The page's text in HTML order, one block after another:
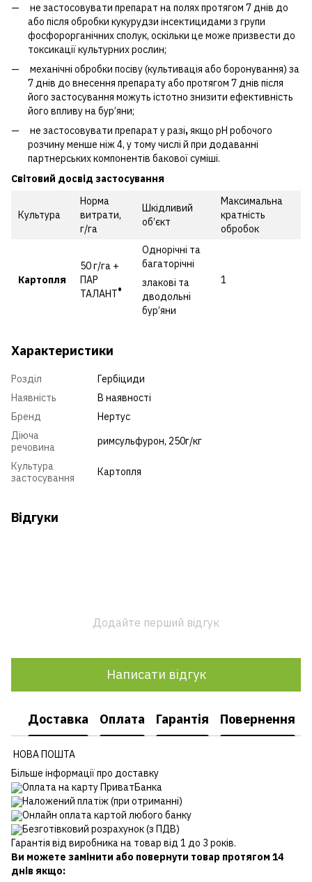
не застосовувати препарат на полях протягом 7 днів до
або після обробки кукурудзи інсектицидами з групи
фосфорорганічних сполук, оскільки це може призвести до
токсикації культурних рослин;
механічні обробки посіву (культивація або боронування) за
7 днів до внесення препарату або протягом 7 днів після
його застосування можуть істотно знизити ефективність
його впливу на бур’яни;
не застосовувати препарат у разі,якщо рН робочого
розчину менше ніж 4, у тому числі й при додаванні
партнерських компонентів бакової суміші.
Світовий досвід застосування
Культура
Норма
витрати,
г/га
Шкідливий
об’єкт
Максимальна
кратність
обробок
Картопля
50 г/га +
ПАР
ТАЛАНТ®
Однорічні та
багаторічні
злакові та
дводольні
бур’яни
1
Характеристики
Розділ
Гербіциди
Наявність
В наявності
Бренд
Нертус
Діюча
речовина
римсульфурон, 250г/кг
Культура
застосування
Картопля
Відгуки
Додайте перший відгук
Написати відгук
Доставка Оплата Гарантія Повернення
НОВА ПОШТА
Більше інформації про доставку
Оплата на карту ПриватБанка
Наложений платіж (при отриманні)
Онлайн оплата картой любого банку
Безготівковий розрахунок (з ПДВ)
Гарантія від виробника на товар від 1 до 3 років.
Ви можете замінити або повернути товар протягом 14
днів якщо: